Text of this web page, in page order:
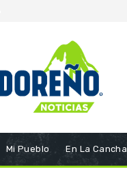
Mi Pueblo En La Cancha